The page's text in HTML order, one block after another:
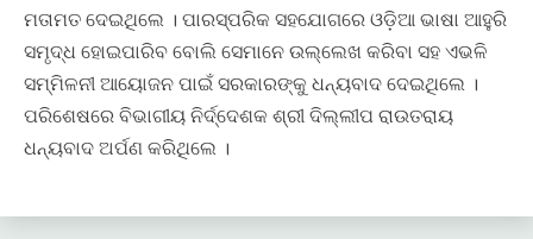
ମତାମତ ଦେଇଥିଲେ । ପାରସ୍ପରିକ ସହଯୋଗରେ ଓଡ଼ିଆ ଭାଷା ଆହୁରି
ସମୃଦ୍ଧ ହୋଇପାରିବ ବୋଲି ସେମାନେ ଉଲ୍ଲେଖ କରିବା ସହ ଏଭଳି
ସମ୍ମିଳନୀ ଆୟୋଜନ ପାଇଁ ସରକାରଙ୍କୁ ଧନ୍ୟବାଦ ଦେଇଥିଲେ ।
ପରିଶେଷରେ ବିଭାଗୀୟ ନିର୍ଦ୍ଦେଶକ ଶ୍ରୀ ଦିଲ୍ଲୀପ ରାଉତରାୟ
ଧନ୍ୟବାଦ ଅର୍ପଣ କରିଥିଲେ ।